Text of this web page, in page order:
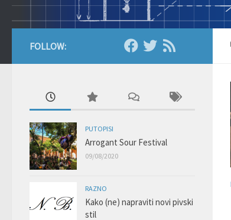
FOLLOW:
PUTOPISI
Arrogant Sour Festival
09/08/2020
RAZNO
Kako (ne) napraviti novi pivski
stil